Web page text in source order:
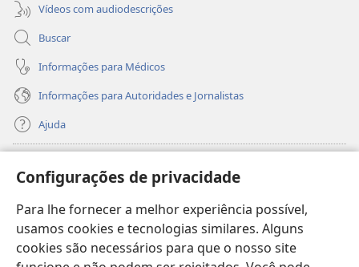
Configurações de privacidade
Para lhe fornecer a melhor experiência possível,
usamos cookies e tecnologias similares. Alguns
cookies são necessários para que o nosso site
Vídeos com audiodescrições
Buscar
Informações para Médicos
Informações para Autoridades e Jornalistas
Ajuda
(abre
nova
janela)
Biblioteca On-line da Torre de Vigia™
(abre
nova
janela)JW Hub
(abre